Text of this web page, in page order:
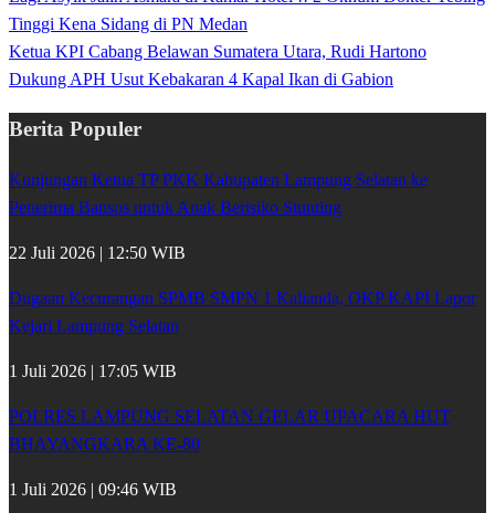
Tinggi Kena Sidang di PN Medan
Ketua KPI Cabang Belawan Sumatera Utara, Rudi Hartono
Dukung APH Usut Kebakaran 4 Kapal Ikan di Gabion
Berita Populer
Kunjungan Ketua TP PKK Kabupaten Lampung Selatan ke
Penerima Bansos untuk Anak Berisiko Stunting
22 Juli 2026 | 12:50 WIB
Dugaan Kecurangan SPMB SMPN 1 Kalianda, OKP KAPI Lapor
Kejari Lampung Selatan
1 Juli 2026 | 17:05 WIB
POLRES LAMPUNG SELATAN GELAR UPACARA HUT
BHAYANGKARA KE-80
1 Juli 2026 | 09:46 WIB